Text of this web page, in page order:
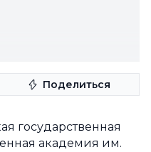
Поделиться
государственная
академия им.